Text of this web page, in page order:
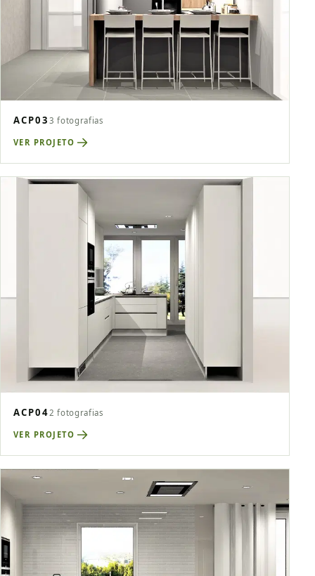
ACP03 3 fotografias
VER PROJETO
ACP042 fotografias
VER PROJETO